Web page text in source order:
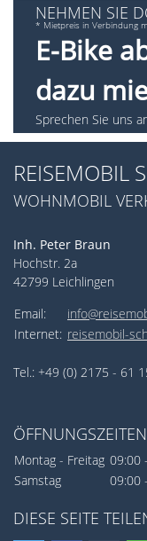
NEHMEN SIE
* Mietpreis in Verbindung
E-Bike
dazu
Sprechen Sie uns
REISEMOBIL
WOHNMOBIL
Inh. Peter Braun
Hochstr. 2a
42799 Leichlingen
Email:
Internet: reisemobil-
Tel.: +49 (0) 2175 - 61
ÖFFNUNGSZEITEN
Montag - Freitag 09:00
Samstag
09:00
DIESE SEITE